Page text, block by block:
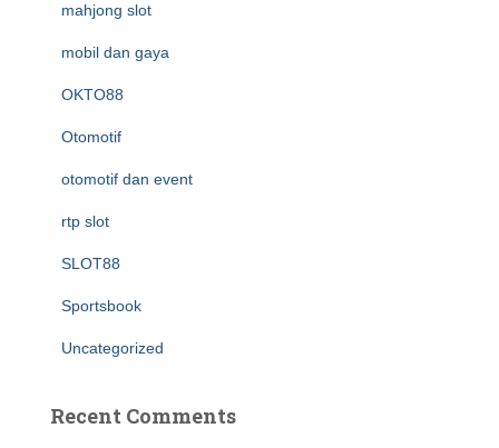
mahjong slot
mobil dan gaya
OKTO88
Otomotif
otomotif dan event
rtp slot
SLOT88
Sportsbook
Uncategorized
Recent Comments